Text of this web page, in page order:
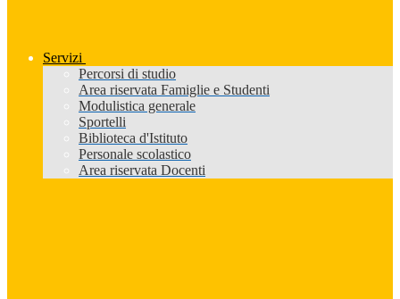
Servizi
Percorsi di studio
Area riservata Famiglie e Studenti
Modulistica generale
Sportelli
Biblioteca d'Istituto
Personale scolastico
Area riservata Docenti